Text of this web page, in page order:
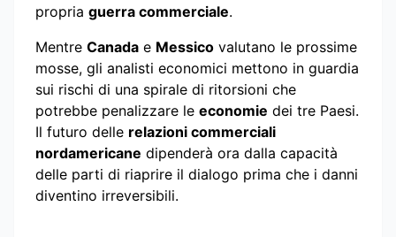
propria guerra commerciale.
Mentre Canada e Messico valutano le prossime
mosse, gli analisti economici mettono in guardia
sui rischi di una spirale di ritorsioni che
potrebbe penalizzare le economie dei tre Paesi.
Il futuro delle relazioni commerciali
nordamericane dipenderà ora dalla capacità
delle parti di riaprire il dialogo prima che i danni
diventino irreversibili.